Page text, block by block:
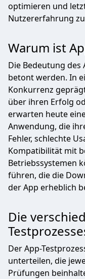
optimieren und
Nutzererfahrung
Warum ist
Die Bedeutung des
betont werden. In
Konkurrenz
über ihren Erfolg
erwarten heute
Anwendung, die
Fehler, schlechte
Kompatibilität mit
Betriebssystemen
führen, die die
der App erheblich
Die
Der App-
unterteilen, die
Prüfungen